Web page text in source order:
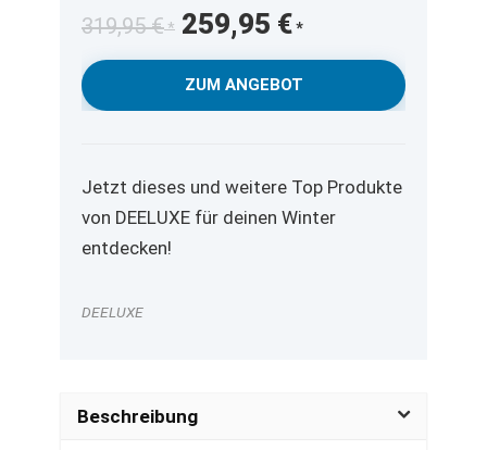
319,95€
Ursprünglicher
Preis
war:
319,95 €
259,95 € Aktueller
Preis
259,95 €.
ZUM ANGEBOT
Jetzt dieses und weitere Top Produkte
von DEELUXE für deinen Winter
entdecken!
DEELUXE
Beschreibung